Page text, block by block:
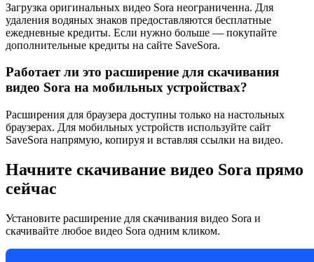
Загрузка оригинальных видео Sora неограниченна. Для
удаления водяных знаков предоставляются бесплатные
ежедневные кредиты. Если нужно больше — покупайте
дополнительные кредиты на сайте SaveSora.
Работает ли это расширение для скачивания
видео Sora на мобильных устройствах?
Расширения для браузера доступны только на настольных
браузерах. Для мобильных устройств используйте сайт
SaveSora напрямую, копируя и вставляя ссылки на видео.
Начните скачивание видео Sora прямо
сейчас
Установите расширение для скачивания видео Sora и
скачивайте любое видео Sora одним кликом.